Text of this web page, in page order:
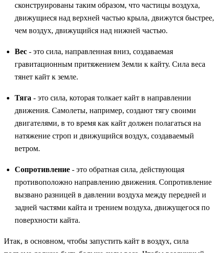
сконструированы таким образом, что частицы воздуха,
движущиеся над верхней частью крыла, движутся быстрее,
чем воздух, движущийся над нижней частью.
Вес- это сила, направленная вниз, создаваемая
гравитационным притяжением Земли к кайту. Сила веса
тянет кайт к земле.
Тяга - это сила, которая толкает кайт в направлении
движения. Самолеты, например, создают тягу своими
двигателями, в то время как кайт должен полагаться на
натяжение строп и движущийся воздух, создаваемый
ветром.
Сопротивление- это обратная сила, действующая
противоположно направлению движения. Сопротивление
вызвано разницей в давлении воздуха между передней и
задней частями кайта и трением воздуха, движущегося по
поверхности кайта.
Итак, в основном, чтобы запустить кайт в воздух, сила